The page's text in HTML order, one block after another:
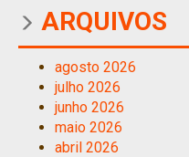
ARQUIVOS
agosto 2026
julho 2026
junho 2026
maio 2026
abril 2026